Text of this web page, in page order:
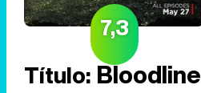
7,3
Título: Bloodline